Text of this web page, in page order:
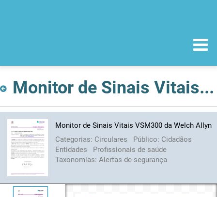
Monitor de Sinais Vitais VSM300 da Welch Allyn
Monitor de Sinais Vitais VSM300 da Welch Allyn
Categorias: Circulares Público: Cidadãos
Entidades
Profissionais de saúde
Taxonomias: Alertas de segurança